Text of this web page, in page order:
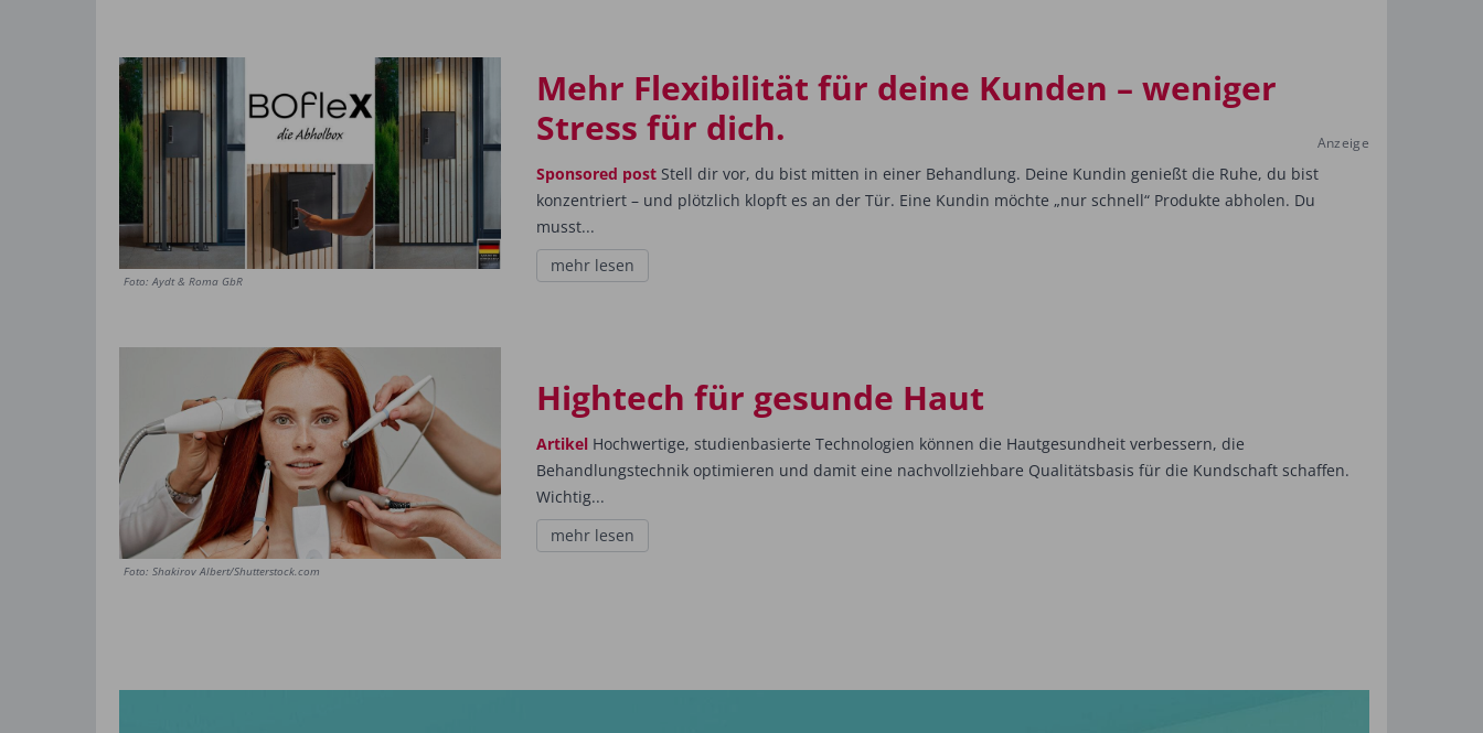
Foto: Aydt & Roma GbR
Mehr Flexibilität für deine Kunden – weniger
Stress für dich.
Anzeige
Sponsored postStell dir vor, du bist mitten in einer Behandlung. Deine Kundin genießt die Ruhe, du bist
konzentriert – und plötzlich klopft es an der Tür. Eine Kundin möchte „nur schnell“ Produkte abholen. Du
musst...
mehr lesen
Foto: Shakirov Albert/Shutterstock.com
Hightech für ge­sunde Haut
ArtikelHochwertige, studienbasierte Technologien können die Hautgesundheit verbessern, die
Behandlungstechnik optimieren und damit eine nachvollziehbare Qualitätsbasis für die Kundschaft schaffen.
Wichtig...
mehr lesen